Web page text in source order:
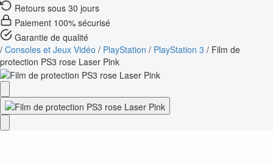
Retours sous 30 jours
Paiement 100% sécurisé
Garantie de qualité
/ Consoles et Jeux Vidéo / PlayStation / PlayStation 3 / Film de
protection PS3 rose Laser Pink